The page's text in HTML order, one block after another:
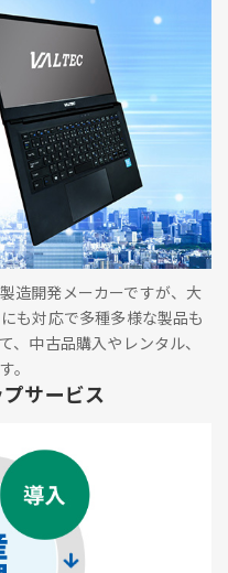
造開発メーカーですが、大
も対応で多種多様な製品も
、中古品購入やレンタル、
。
サービス